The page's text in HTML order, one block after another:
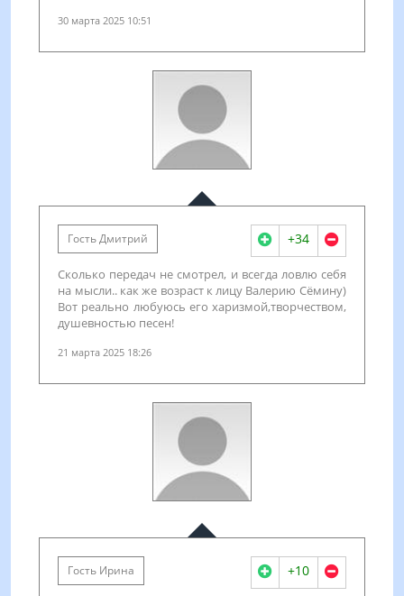
30 марта 2025 10:51
Гость Дмитрий +34
Сколько передач не смотрел, и всегда ловлю себя
на мысли.. как же возраст к лицу Валерию Сёмину)
Вот реально любуюсь его харизмой,творчеством,
душевностью песен!
21 марта 2025 18:26
Гость Ирина +10